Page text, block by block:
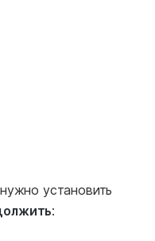
установить
: